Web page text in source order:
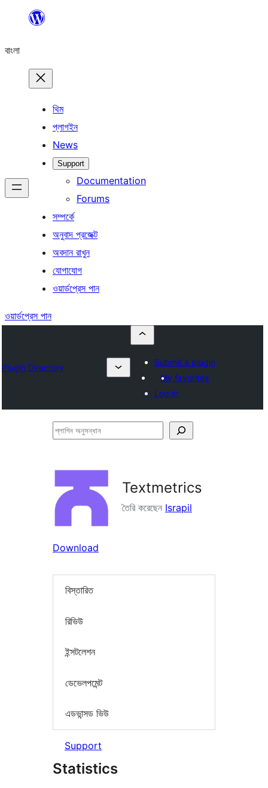
যান
বাংলা
থিম
প্লাগইন
News
Support
Documentation
Forums
সম্পর্কে
অনুবাদ প্রজেক্ট
অবদান রাখুন
যোগাযোগ
ওয়ার্ডপ্রেস পান
ওয়ার্ডপ্রেস পান
Plugin Directory
Submit a plugin
My favorites
Log in
প্লাগিন
Textmetrics
তৈরি করেছেন Israpil
Download
বিস্তারিত
রিভিউ
ইন্সটলেশন
ডেভেলপমেন্ট
এডভান্সড ভিউ
Support
Statistics